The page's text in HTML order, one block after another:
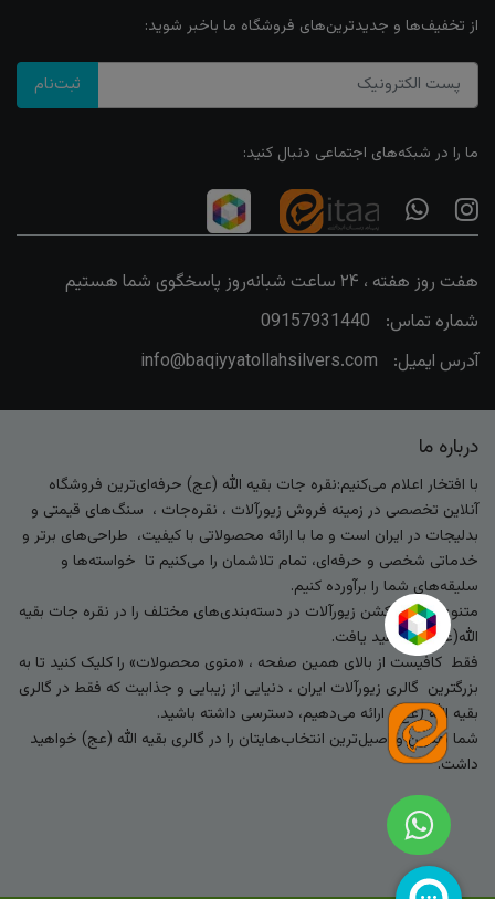
از تخفیف‌ها و جدیدترین‌های فروشگاه ما باخبر شوید:
ثبت‌نام
ما را در شبکه‌های اجتماعی دنبال کنید:
هفت روز هفته ، ۲۴ ساعت شبانه‌روز پاسخگوی شما هستیم
شماره تماس:
09157931440
آدرس ایمیل:
info@baqiyyatollahsilvers.com
درباره ما
با افتخار اعلام می‌کنیم:نقره جات بقیه الله (عج) حرفه‌ای‌ترین فروشگاه
آنلاین تخصصی در زمینه فروش زیورآلات ، نقره‌جات ، سنگ‌های قیمتی و
بدلیجات در ایران است و ما با ارائه محصولاتی با کیفیت، طراحی‌های برتر و
خدماتی شخصی و حرفه‌ای، تمام تلاشمان را می‌کنیم تا خواسته‌ها و
سلیقه‌های شما را برآورده کنیم.
متنوع‌ترین کالکشن زیورآلات در دسته‌بندی‌های مختلف را در نقره جات بقیه
الله(عج) خواهید یافت.
فقط کافیست از بالای همین صفحه ، «منوی محصولات» را کلیک کنید تا به
بزرگترین گالری زیورآلات ایران ، دنیایی از زیبایی و جذابیت که فقط در گالری
بقیه الله (عج) ارائه می‌دهیم، دسترسی داشته باشید.
شما بهترین و اصیل‌ترین انتخاب‌هایتان را در گالری بقیه الله (عج) خواهید
داشت.